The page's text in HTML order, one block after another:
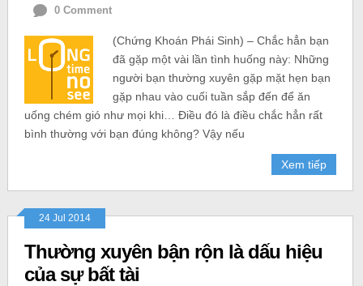
0 Comment
(Chứng Khoán Phái Sinh) – Chắc hẳn bạn
đã gặp một vài lần tình huống này: Những
người bạn thường xuyên gặp mặt hẹn bạn
gặp nhau vào cuối tuần sắp đến để ăn
uống chém gió như mọi khi… Điều đó là điều chắc hẳn rất
bình thường với bạn đúng không? Vậy nếu
Xem tiếp
24 Jul 2014
Thường xuyên bận rộn là dấu hiệu
của sự bất tài